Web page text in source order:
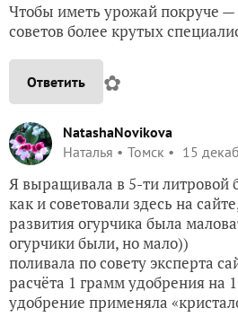
Чтобы иметь урожай покруче
советов более крутых
Ответить ✿
NatashaNovikova
Наталья
Томск 15
Я выращивала в 5-ти литровой
как и советовали здесь на
развития огурчика была
огурчики были, но мало))
поливала по совету эксперта
расчёта 1 грамм удобрения на
удобрение применяла